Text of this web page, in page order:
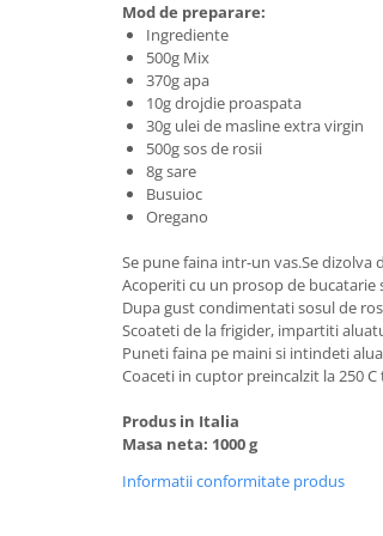
Mod de preparare:
Ingrediente
500g Mix
370g apa
10g drojdie proaspata
30g ulei de masline extra virgin
500g sos de rosii
8g sare
Busuioc
Oregano
Se pune faina intr-un vas.Se
Acoperiti cu un prosop de
Dupa gust condimentati sosul de
Scoateti de la frigider, impartiti
Puneti faina pe maini si intindeti
Coaceti in cuptor preincalzit la 250
Produs in Italia
Masa neta: 1000 g
Informatii conformitate produs